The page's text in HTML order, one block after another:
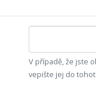
V případě, že jste
vepište jej do